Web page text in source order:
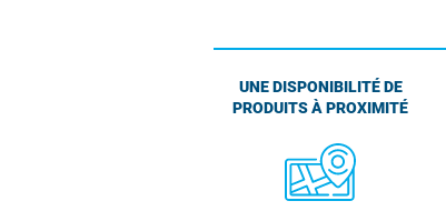
UNE DISPONIBILITÉ DE
PRODUITS À PROXIMITÉ